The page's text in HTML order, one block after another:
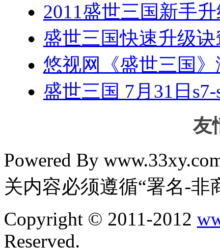
2011盛世三国新手
盛世三国快速升级诀
悠视网《盛世三国
盛世三国 7月31日
友
Powered By
关内容必须遵循“署名-非
Copyright © 2011-2012
Reserved.